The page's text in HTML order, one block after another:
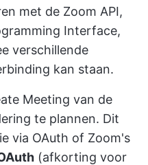
met de Zoom API,
Interface,
verschillende
kan staan.
Meeting van de
te plannen. Dit
via OAuth of Zoom's
(afkorting voor